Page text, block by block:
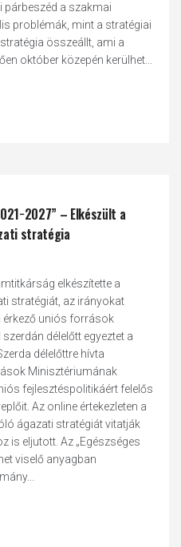
a szakmai
problémák, mint a stratégiai
összeállt, ami a
október közepén kerülhet...
– Elkészült a
stratégia
elkészítette a
stratégiát, az irányokat
uniós források
délelőtt egyeztet a
délelőttre hívta
Minisztériumának
fejlesztéspolitikáért felelős
Az online értekezleten a
ágazati stratégiát vitatják
is eljutott. Az „Egészséges
viselő anyagban